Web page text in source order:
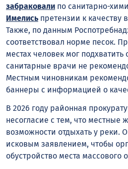
забраковали по санитарно-
Имелись претензии к качеству
Также, по данным
соответствовал норме песок.
местах человек мог
санитарные врачи не
Местным чиновникам
баннеры с информацией о
В 2026 году районная
несогласие с тем, что местные
возможности отдыхать у реки.
исковым заявлением, чтобы
обустройство места массового